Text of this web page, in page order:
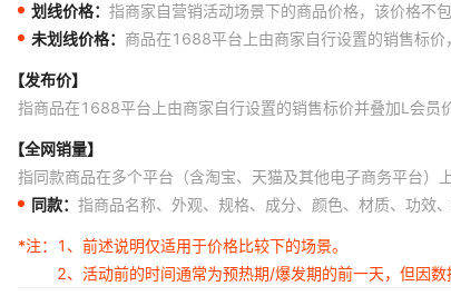
划线价格： 指商家自营销活动场景下的商品价格，该价格不
未划线价格： 商品在1688平台上由商家自行设置的销售标价
【发布价】
指商品在1688平台上由商家自行设置的销售标价并叠加L会员
【全网销量】
指同款商品在多个平台（含淘宝、天猫及其他电子商务平台）
同款： 指商品名称、外观、规格、成分、颜色、材质、功效
*注：
1、前述说明仅适用于价格比较下的场景。
2、活动前的时间通常为预热期/爆发期的前一天，但因